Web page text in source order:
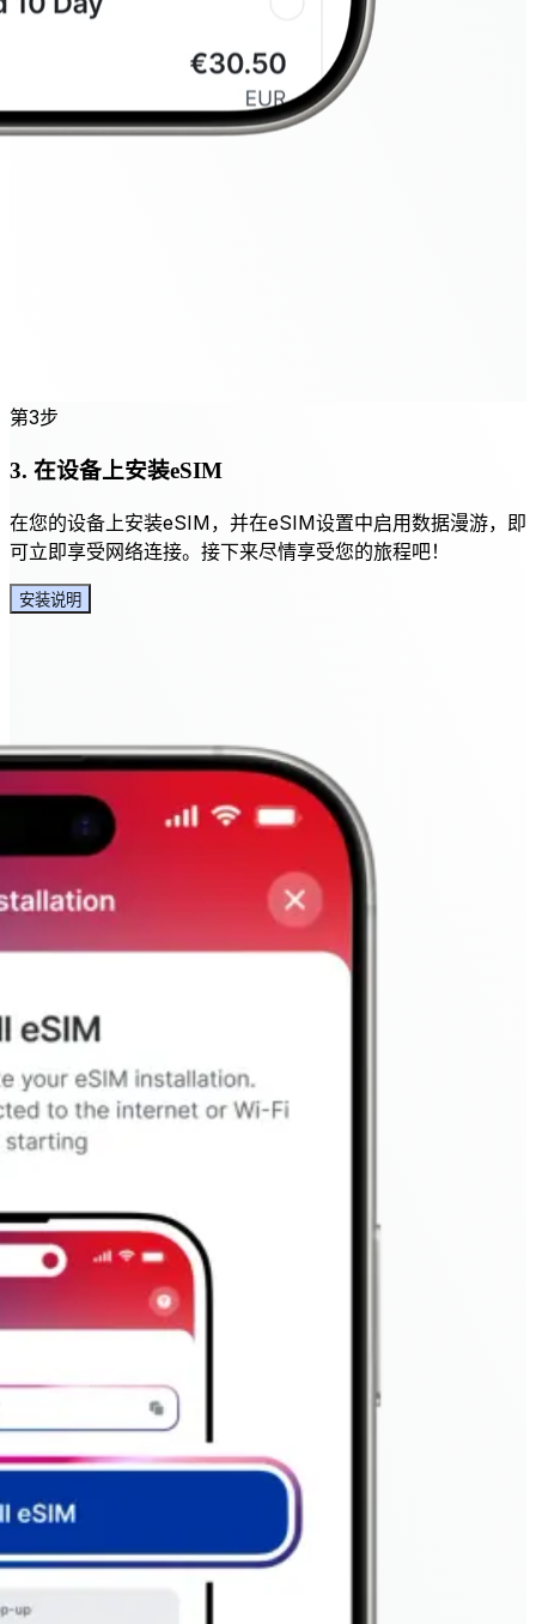
第3步
3. 在设备上安装eSIM
在您的设备上安装eSIM，并在eSIM设置中启用数据漫游，即
可立即享受网络连接。接下来尽情享受您的旅程吧！
安装说明